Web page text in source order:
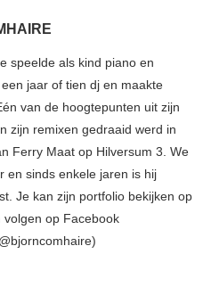
speelde als kind piano en
jaar of tien dj en maakte
van de hoogtepunten uit zijn
zijn remixen gedraaid werd in
Ferry Maat op Hilversum 3. We
en sinds enkele jaren is hij
Je kan zijn portfolio bekijken op
volgen op Facebook